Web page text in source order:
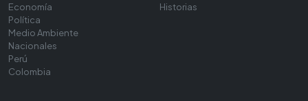
Economía
Política
Medio Ambiente
Nacionales
Perú
Colombia
Historias